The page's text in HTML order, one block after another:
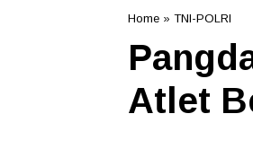
Home » TNI-POLRI
Atlet